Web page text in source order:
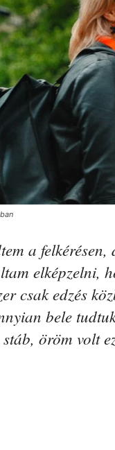
a
elképzelni,
csak edzés
bele
stáb, öröm volt